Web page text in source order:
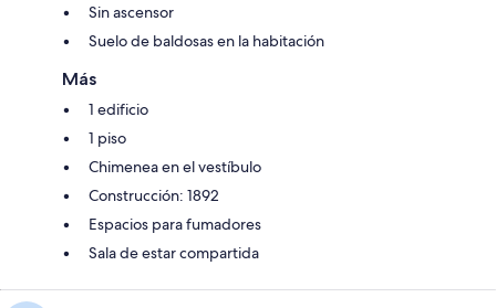
Sin ascensor
Suelo de baldosas en la habitación
Más
1 edificio
1 piso
Chimenea en el vestíbulo
Construcción: 1892
Espacios para fumadores
Sala de estar compartida